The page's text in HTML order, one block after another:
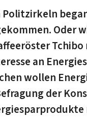
Politzirkeln
Oder
an
wollen
der